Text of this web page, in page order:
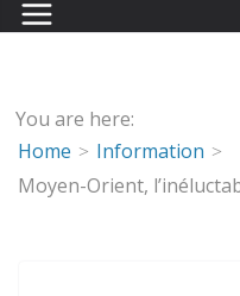
You are here:
Home
Information
Moyen-Orient,